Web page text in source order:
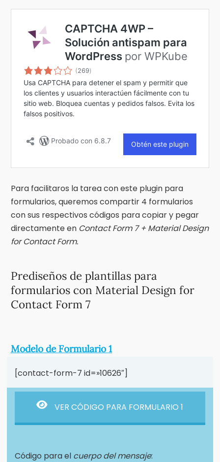
Para facilitaros la tarea con este plugin para
formularios, queremos compartir 4 formularios
con sus respectivos códigos para copiar y pegar
directamente en Contact Form 7 + Material Design
for Contact Form.
Prediseños de plantillas para
formularios con Material Design for
Contact Form 7
Modelo de Formulario 1
[contact-form-7 id=»10626″]
VER CÓDIGO PARA FORMULARIO 1
Código para el cuerpo del mensaje: